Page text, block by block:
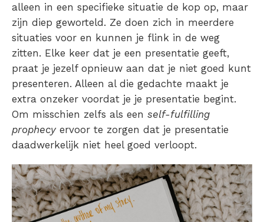
alleen in een specifieke situatie de kop op, maar
zijn diep geworteld. Ze doen zich in meerdere
situaties voor en kunnen je flink in de weg
zitten. Elke keer dat je een presentatie geeft,
praat je jezelf opnieuw aan dat je niet goed kunt
presenteren. Alleen al die gedachte maakt je
extra onzeker voordat je je presentatie begint.
Om misschien zelfs als een self-fulfilling
prophecy ervoor te zorgen dat je presentatie
daadwerkelijk niet heel goed verloopt.